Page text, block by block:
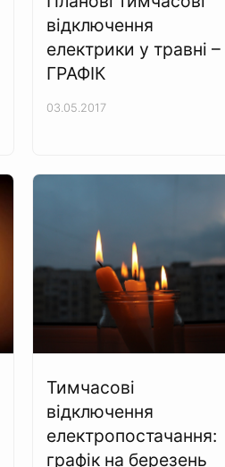
відключення
електрики у травні –
ГРАФІК
03.05.2017
Тимчасові
відключення
електропостачання:
графік на березень